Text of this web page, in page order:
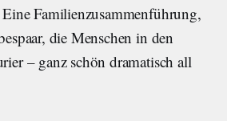
Familienzusammenführung,
die Menschen in den
– ganz schön dramatisch all